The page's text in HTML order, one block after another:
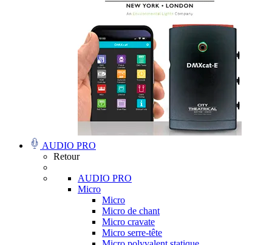
AUDIO PRO
Retour
AUDIO PRO
Micro
Micro
Micro de chant
Micro cravate
Micro serre-tête